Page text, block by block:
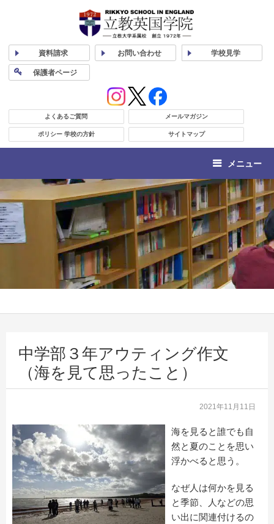
資料請求 お問い合わせ 学校見学
保護者ページ
よくあるご質問 メールマガジン
ポリシー 学校の方針 サイトマップ
メニュー
中学部３年アウティング作文
（海を見て思ったこと）
2021年11月11日
海を見ると誰でも自
然と夏のことを思い
浮かべると思う。
なぜ人は何かを見る
と季節、人などの思
い出に関連付けるの